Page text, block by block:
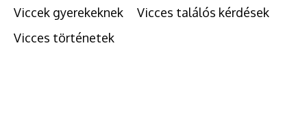
Viccek gyerekeknek
Vicces találós kérdések
Vicces történetek